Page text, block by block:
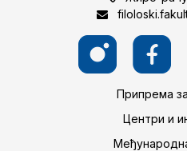
Припрема
Центри и